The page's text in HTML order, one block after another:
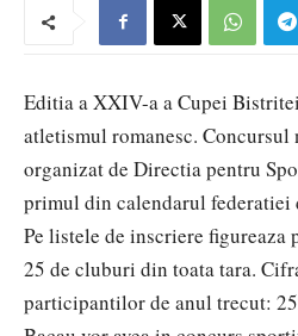
Editia a XXIV-a a Cupei
atletismul romanesc. Concursul
organizat de Directia pentru
primul din calendarul federatiei
Pe listele de inscriere figureaza
25 de cluburi din toata tara.
participantilor de anul trecut: